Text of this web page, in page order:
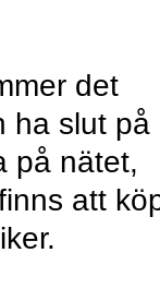
det
ha slut på
på nätet,
att